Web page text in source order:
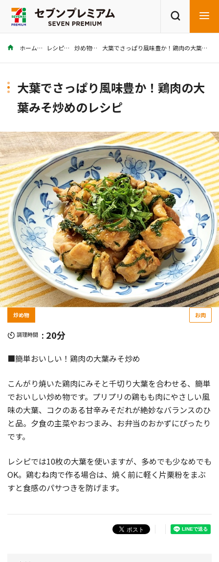
商品を探す レシピを探す
ホーム レシピ 炒め物 大葉でさっぱり風味豊か！鶏肉の大葉みそ炒めのレシピ
大葉でさっぱり風味豊か！鶏肉の大
葉みそ炒めのレシピ
炒め物 お肉
調理時間 : 20分
■簡単おいしい！鶏肉の大葉みそ炒め
こんがり焼いた鶏肉にみそと千切り大葉を合わせる、簡単
でおいしい炒め物です。プリプリの鶏もも肉にやさしい風
味の大葉、コクのある甘辛みそだれが絶妙なバランスのひ
と品。夕食の主菜やおつまみ、お弁当のおかずにぴったり
です。
レシピでは10枚の大葉を使いますが、多めでも少なめでも
OK。鶏むね肉で作る場合は、焼く前に軽く片栗粉をまぶ
すと食感のパサつきを防げます。